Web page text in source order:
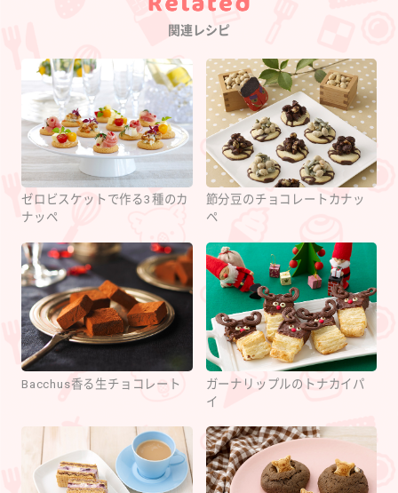
Category
関連レシピ
ゼロビスケットで作る3種のカ
ナッペ
節分豆のチョコレートカナッ
ペ
Bacchus香る生チョコレート
ガーナリップルのトナカイパ
イ